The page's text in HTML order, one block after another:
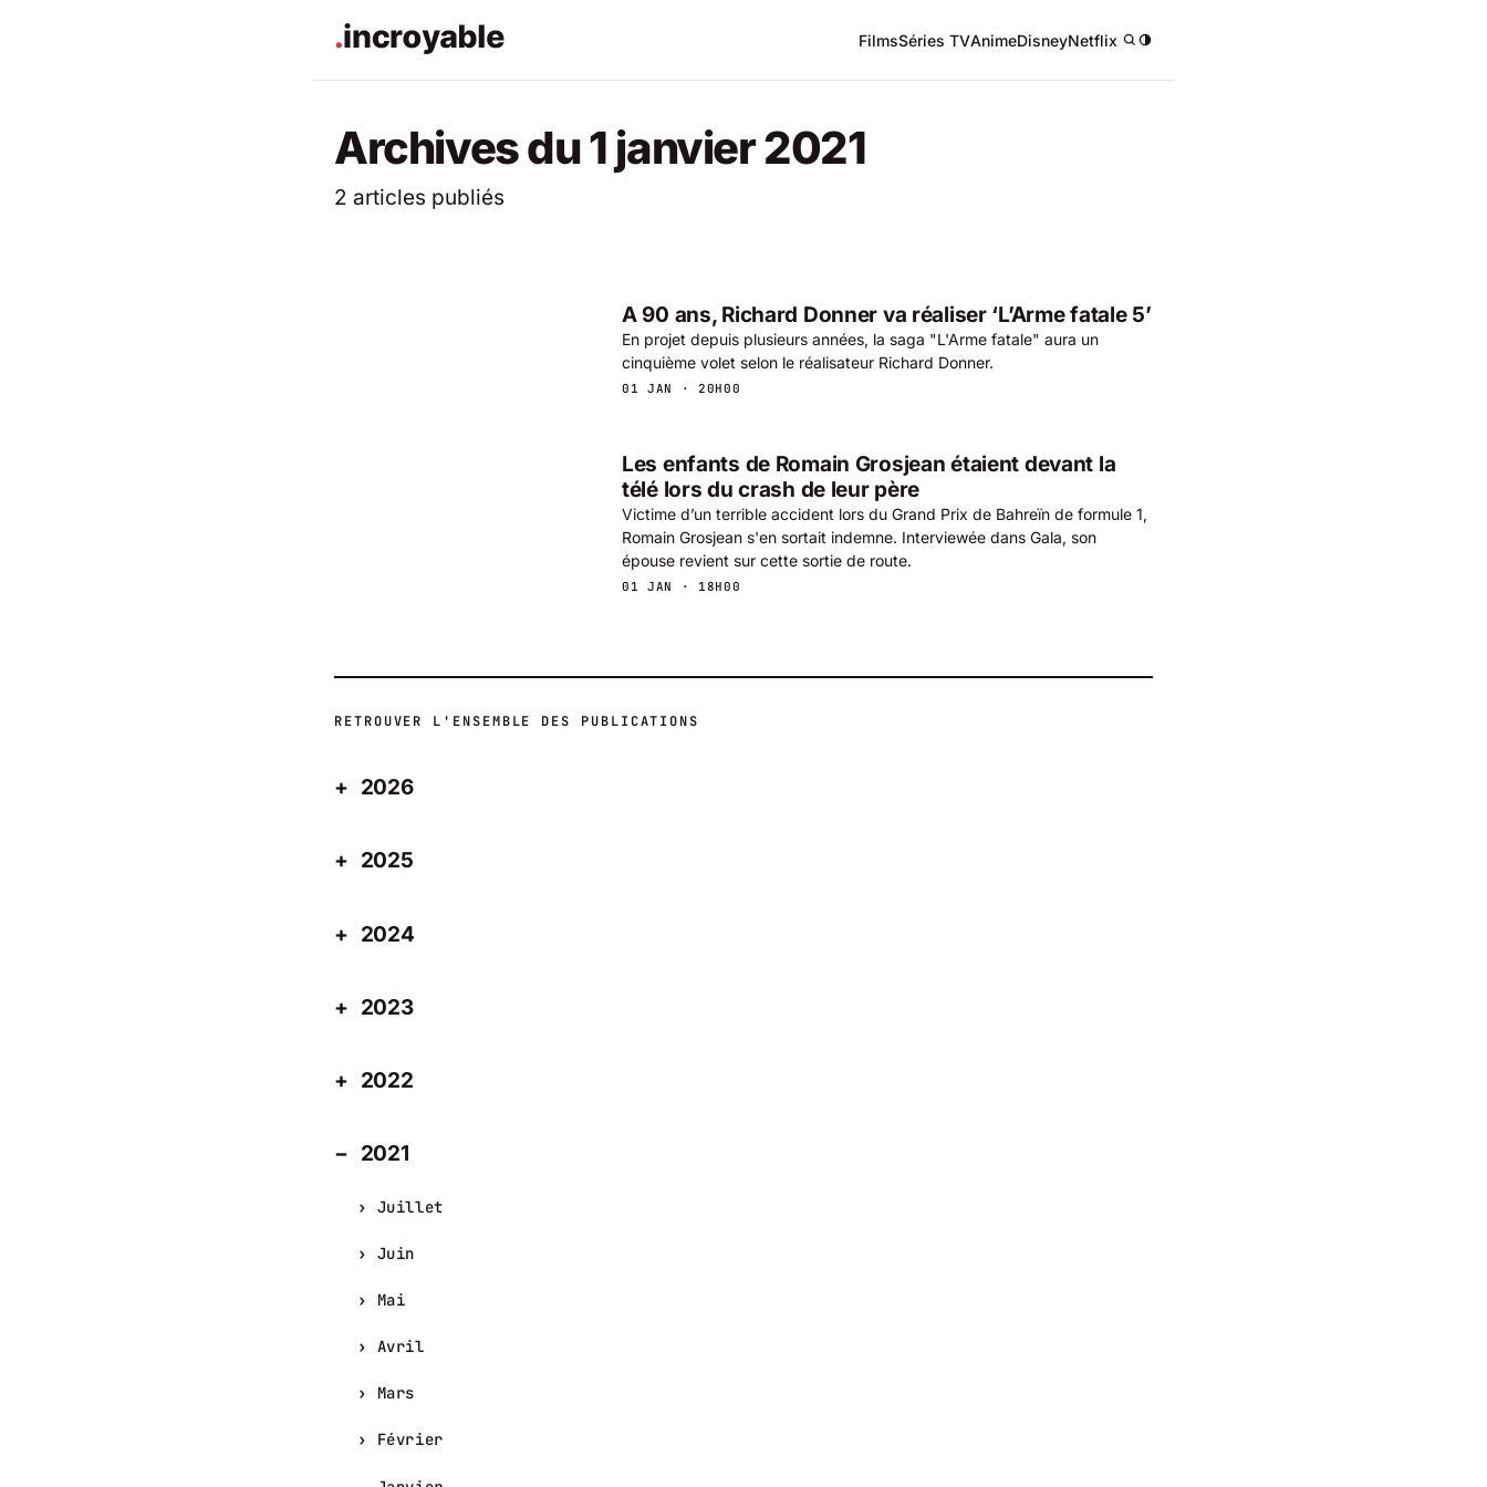
FilmsSéries TVAnimeDisneyNetflix/
Archives du 1 janvier 2021
2 articles publiés
A 90 ans, Richard Donner va réaliser ‘L’Arme fatale 5’
En projet depuis plusieurs années, la saga "L'Arme fatale" aura un
cinquième volet selon le réalisateur Richard Donner.
01 JAN · 20H00
Les enfants de Romain Grosjean étaient devant la
télé lors du crash de leur père
Victime d’un terrible accident lors du Grand Prix de Bahreïn de formule 1,
Romain Grosjean s'en sortait indemne. Interviewée dans Gala, son
épouse revient sur cette sortie de route.
01 JAN · 18H00
RETROUVER L'ENSEMBLE DES PUBLICATIONS
2026
2025
2024
2023
2022
2021
Juillet
Juin
Mai
Avril
Mars
Février